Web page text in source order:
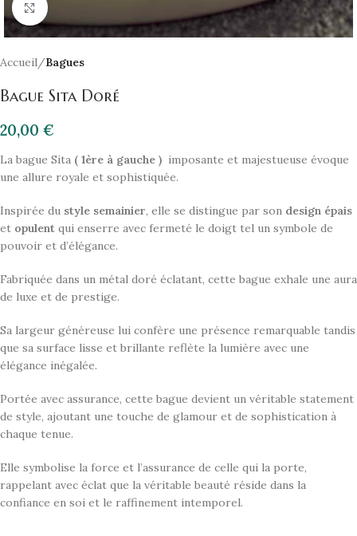
Click to enlarge
Accueil Bagues
Bague Sita Doré
20,00 €
La bague Sita ( 1ère à gauche ) imposante et majestueuse évoque
une allure royale et sophistiquée.
Inspirée du style semainier, elle se distingue par son design épais
et opulent qui enserre avec fermeté le doigt tel un symbole de
pouvoir et d’élégance.
Fabriquée dans un métal doré éclatant, cette bague exhale une aura
de luxe et de prestige.
Sa largeur généreuse lui confère une présence remarquable tandis
que sa surface lisse et brillante reflète la lumière avec une
élégance inégalée.
Portée avec assurance, cette bague devient un véritable statement
de style, ajoutant une touche de glamour et de sophistication à
chaque tenue.
Elle symbolise la force et l’assurance de celle qui la porte,
rappelant avec éclat que la véritable beauté réside dans la
confiance en soi et le raffinement intemporel.